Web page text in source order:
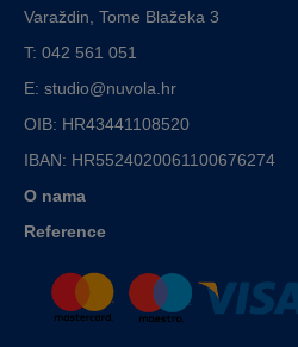
Varaždin, Tome Blažeka 3
T: 042 561 051
E: studio@nuvola.hr
OIB: HR43441108520
IBAN: HR5524020061100676274
O nama
Reference